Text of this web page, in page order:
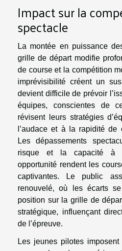
Impact sur la
spectacle
La montée en puissance
grille de départ modifie
de course et la compétition
imprévisibilité créent un
devient difficile de prévoir
équipes, conscientes de
révisent leurs stratégies
l’audace et à la rapidité de
Les dépassements
risque et la capacité à
opportunité rendent les
captivantes. Le public
renouvelé, où les écarts
position sur la grille de
stratégique, influençant
de l’épreuve.
Les jeunes pilotes